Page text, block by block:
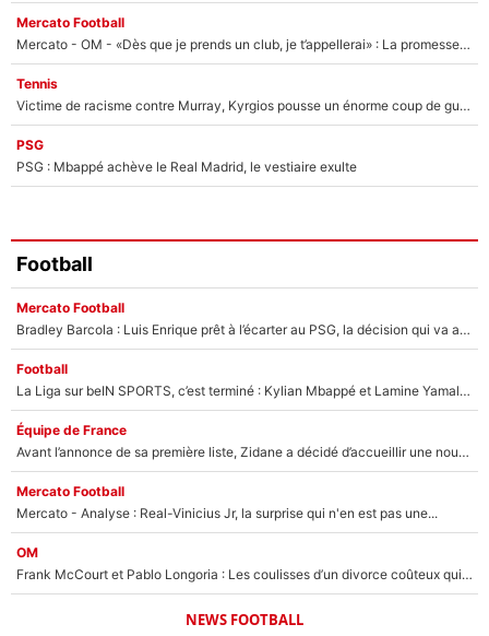
Mercato Football
Mercato - OM - «Dès que je prends un club, je t’appellerai» : La promesse de Marcelino au moment de claquer la porte
Tennis
Victime de racisme contre Murray, Kyrgios pousse un énorme coup de gueule !
PSG
PSG : Mbappé achève le Real Madrid, le vestiaire exulte
Football
Mercato Football
Bradley Barcola : Luis Enrique prêt à l’écarter au PSG, la décision qui va accélérer son transfert à Liverpool ?
Football
La Liga sur beIN SPORTS, c’est terminé : Kylian Mbappé et Lamine Yamal changent de chaîne, «le moment était venu d'ouvrir un nouveau chapitre»
Équipe de France
Avant l’annonce de sa première liste, Zidane a décidé d’accueillir une nouvelle tête en équipe de France
Mercato Football
Mercato - Analyse : Real-Vinicius Jr, la surprise qui n'en est pas une...
OM
Frank McCourt et Pablo Longoria : Les coulisses d’un divorce coûteux qui ruine l’OM à petit feu…
NEWS FOOTBALL